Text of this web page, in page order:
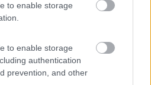
to enable storage
to enable storage
authentication
prevention, and other
con l'avviamento del motore? Non
di avviamento ? Ovvero il
quello che da corrente al quadro,
avviamento ecc.? Un saluto da Vittorio